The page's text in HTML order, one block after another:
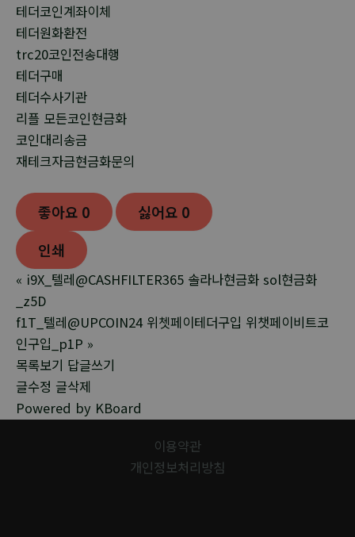
테더코인계좌이체
테더원화환전
trc20코인전송대행
테더구매
테더수사기관
리플 모든코인현금화
코인대리송금
재테크자금현금화문의
좋아요 0 싫어요 0
인쇄
« i9X_텔레@CASHFILTER365 솔라나현금화 sol현금화
_z5D
f1T_텔레@UPCOIN24 위쳇페이테더구입 위챗페이비트코
인구입_p1P »
목록보기 답글쓰기
글수정 글삭제
Powered by KBoard
이용약관
개인정보처리방침